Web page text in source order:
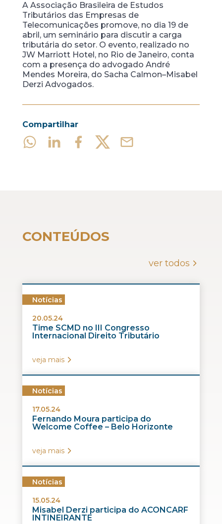
A Associação Brasileira de Estudos
Tributários das Empresas de
Telecomunicações promove, no dia 19 de
abril, um seminário para discutir a carga
tributária do setor. O evento, realizado no
JW Marriott Hotel, no Rio de Janeiro, conta
com a presença do advogado André
Mendes Moreira, do Sacha Calmon–Misabel
Derzi Advogados.
Compartilhar
CONTEÚDOS
ver todos
Notícias
20.05.24
Time SCMD no III Congresso
Internacional Direito Tributário
veja mais
Notícias
17.05.24
Fernando Moura participa do
Welcome Coffee – Belo Horizonte
veja mais
Notícias
15.05.24
Misabel Derzi participa do ACONCARF
INTINEIRANTE